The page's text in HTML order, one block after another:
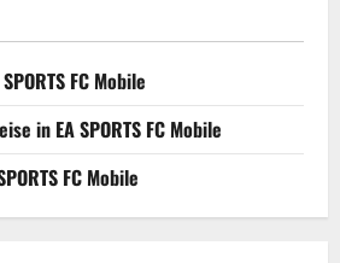
FC Mobile
in EA SPORTS FC Mobile
FC Mobile